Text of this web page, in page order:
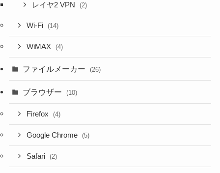
レイヤ2 VPN (2)
Wi-Fi (14)
WiMAX (4)
ファイルメーカー (26)
ブラウザー (10)
Firefox (4)
Google Chrome (5)
Safari (2)